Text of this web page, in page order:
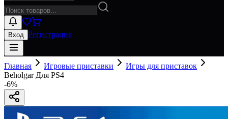
Вход Регистрация
Главная Игровые приставки
Игры для приставок
Beholgar Для PS4
-6%